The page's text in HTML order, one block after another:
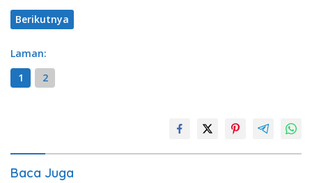
Berikutnya
Laman:
1
2
Baca Juga